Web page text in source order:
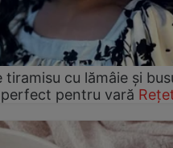
cu lămâie și
pentru vară